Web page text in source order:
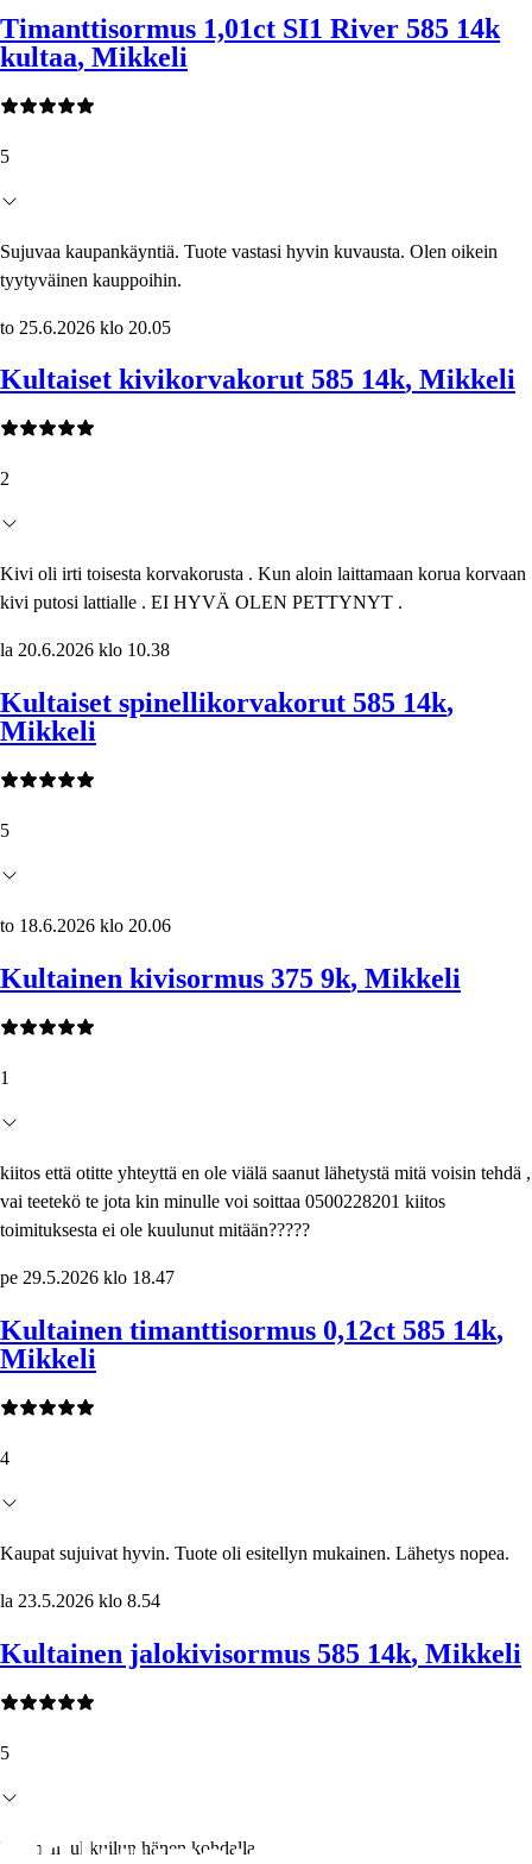
Timanttisormus 1,01ct SI1 River 585 14k
kultaa, Mikkeli
5
Sujuvaa kaupankäyntiä. Tuote vastasi hyvin kuvausta. Olen oikein
tyytyväinen kauppoihin.
to 25.6.2026 klo 20.05
Kultaiset kivikorvakorut 585 14k, Mikkeli
2
Kivi oli irti toisesta korvakorusta . Kun aloin laittamaan korua korvaan
kivi putosi lattialle . EI HYVÄ OLEN PETTYNYT .
la 20.6.2026 klo 10.38
Kultaiset spinellikorvakorut 585 14k,
Mikkeli
5
to 18.6.2026 klo 20.06
Kultainen kivisormus 375 9k, Mikkeli
1
kiitos että otitte yhteyttä en ole viälä saanut lähetystä mitä voisin tehdä ,
vai teetekö te jota kin minulle voi soittaa 0500228201 kiitos
toimituksesta ei ole kuulunut mitään?????
pe 29.5.2026 klo 18.47
Kultainen timanttisormus 0,12ct 585 14k,
Mikkeli
4
Kaupat sujuivat hyvin. Tuote oli esitellyn mukainen. Lähetys nopea.
la 23.5.2026 klo 8.54
Kultainen jalokivisormus 585 14k, Mikkeli
5
Unohan tukkuilun hänen kohdalla.